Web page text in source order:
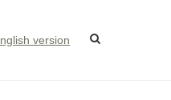
version